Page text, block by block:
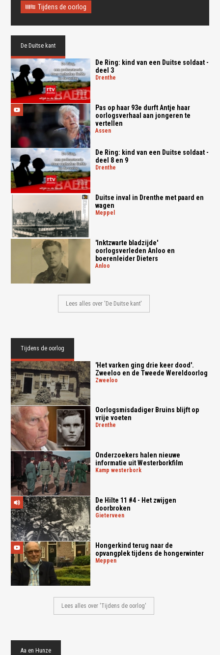
Tijdens de oorlog
De Duitse kant
De Ring: kind van een Duitse soldaat -
deel 3
drenthe
Pas op haar 93e durft Antje haar
oorlogsverhaal aan jongeren te
vertellen
assen
De Ring: kind van een Duitse soldaat -
deel 8 en 9
drenthe
Duitse inval in Drenthe met paard en
wagen
meppel
'Inktzwarte bladzijde'
oorlogsverleden Anloo en
boerenleider Dieters
anloo
Lees alles over 'De Duitse kant'
Tijdens de oorlog
'Het varken ging drie keer dood'.
Zweeloo en de Tweede Wereldoorlog
zweeloo
Oorlogsmisdadiger Bruins blijft op
vrije voeten
drenthe
Onderzoekers halen nieuwe
informatie uit Westerborkfilm
kamp westerbork
De Hilte 11 #4 - Het zwijgen
doorbroken
gieterveen
Hongerkind terug naar de
opvangplek tijdens de hongerwinter
meppen
Lees alles over 'Tijdens de oorlog'
Aa en Hunze